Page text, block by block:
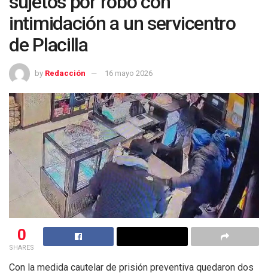
intimidación a un servicentro
de Placilla
by Redacción 16 mayo 2026
0
SHARES
Con la medida cautelar de prisión preventiva quedaron dos